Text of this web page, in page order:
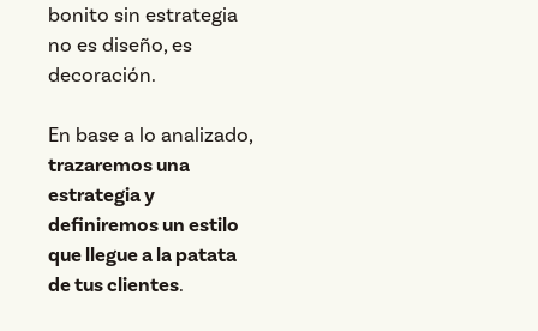
bonito sin estrategia
no es diseño, es
decoración.
En base a lo analizado,
trazaremos una
estrategia y
definiremos un estilo
que llegue a la patata
de tus clientes.